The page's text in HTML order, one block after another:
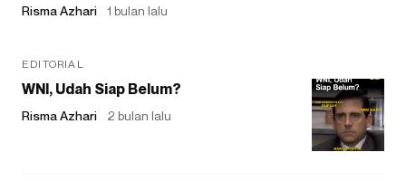
Risma Azhari 1 bulan lalu
EDITORIAL
WNI, Udah Siap Belum?
Risma Azhari 2 bulan lalu